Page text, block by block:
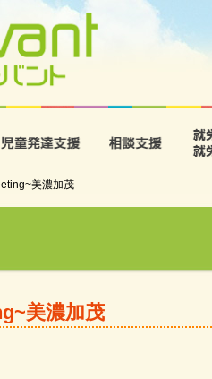
相談
美濃加茂
美濃加茂